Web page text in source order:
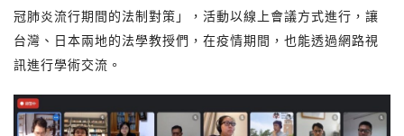
冠肺炎流行期間的法制對策」，活動以線上會議方式進行，讓
台灣、日本兩地的法學教授們，在疫情期間，也能透過網路視
訊進行學術交流。